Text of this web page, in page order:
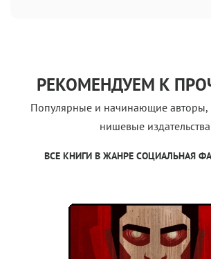
РЕКОМЕНДУЕМ К
Популярные и начинающие авторы,
нишевые издательства
ВСЕ КНИГИ В ЖАНРЕ СОЦИАЛЬНАЯ